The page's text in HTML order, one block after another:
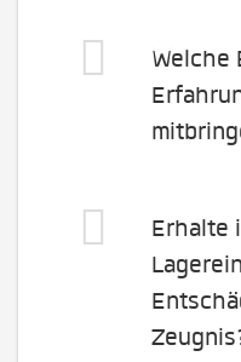
Welche
Erhalte